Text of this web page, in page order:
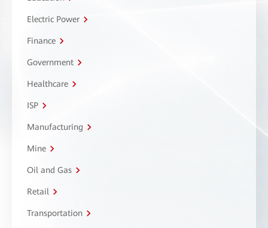
Electric Power
Finance
Government
Healthcare
ISP
Manufacturing
Mine
Oil and Gas
Retail
Transportation